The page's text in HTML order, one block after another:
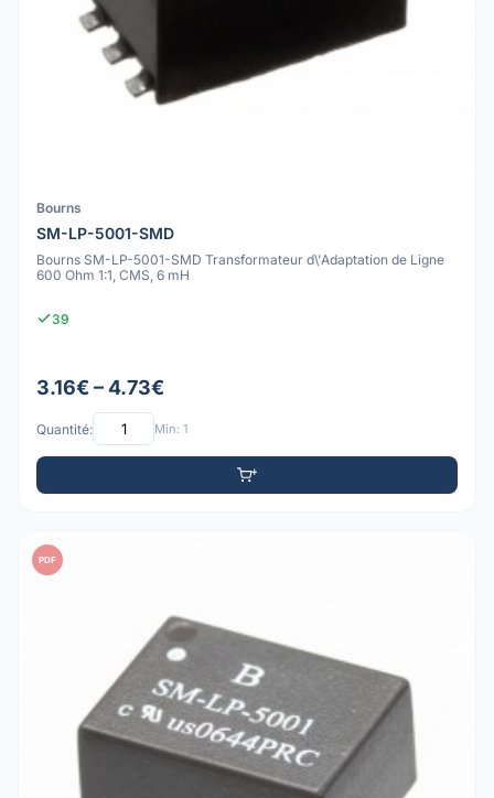
Bourns
SM-LP-5001-SMD
Bourns SM-LP-5001-SMD Transformateur d\'Adaptation de Ligne
600 Ohm 1:1, CMS, 6 mH
39
3.16€ – 4.73€
Quantité: Min: 1
PDF